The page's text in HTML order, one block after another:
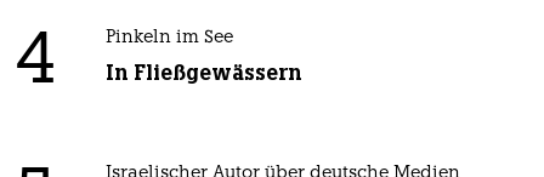
4 Pinkeln im See
In Fließgewässern